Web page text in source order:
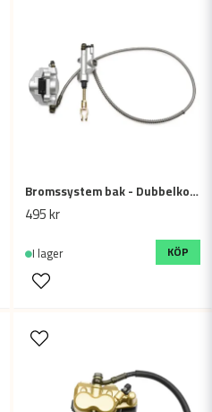
Bromssystem bak - Dubbelkolvsok ATV / fyrhjuling 150cc, 200cc - 900mm
495 kr
I lager KÖP